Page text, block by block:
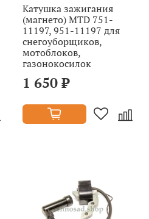
Катушка зажигания
(магнето) MTD 751-
11197, 951-11197 для
снегоуборщиков,
мотоблоков,
газонокосилок
1 650 ₽